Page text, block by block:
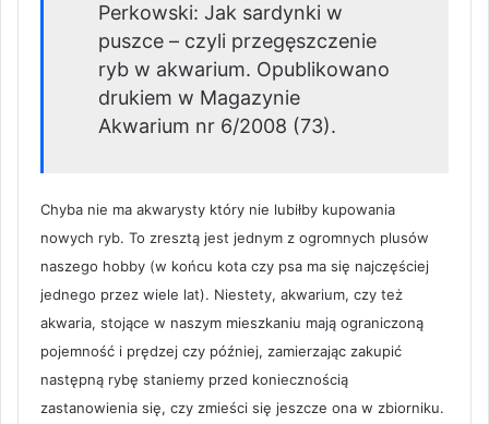
Perkowski: Jak sardynki w
puszce – czyli przegęszczenie
ryb w akwarium. Opublikowano
drukiem w Magazynie
Akwarium nr 6/2008 (73).
Chyba nie ma akwarysty który nie lubiłby kupowania
nowych ryb. To zresztą jest jednym z ogromnych plusów
naszego hobby (w końcu kota czy psa ma się najczęściej
jednego przez wiele lat). Niestety, akwarium, czy też
akwaria, stojące w naszym mieszkaniu mają ograniczoną
pojemność i prędzej czy później, zamierzając zakupić
następną rybę staniemy przed koniecznością
zastanowienia się, czy zmieści się jeszcze ona w zbiorniku.